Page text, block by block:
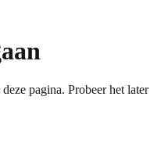
pagina. Probeer het later